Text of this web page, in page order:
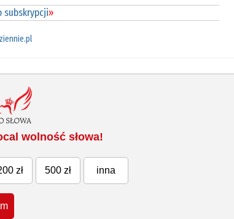
subskrypcji»
wolność słowa!
zł 500 zł inna